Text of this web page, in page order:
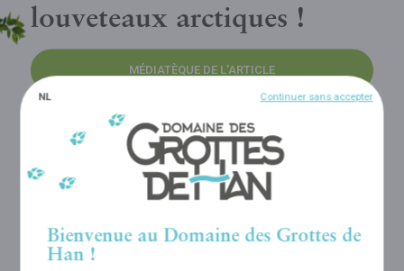
louveteaux arctiques !
MÉDIATÈQUE DE L'ARTICLE
TÉLÉCHARGER PDF
Ces prochains jours et semaines, les
visiteurs du Parc Animalier du Domaine
des Grottes de Han vont vivre un face à
Bienvenue au Domaine des Grottes de
Han !
NL Continuer sans accepter